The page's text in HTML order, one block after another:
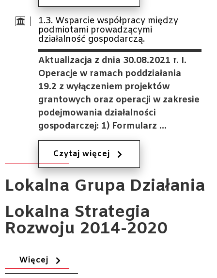
1.3. Wsparcie współpracy między
podmiotami prowadzącymi
działalność gospodarczą.
Aktualizacja z dnia 30.08.2021 r. I.
Operacje w ramach poddziałania
19.2 z wyłączeniem projektów
grantowych oraz operacji w zakresie
podejmowania działalności
gospodarczej: 1) Formularz …
Czytaj więcej
Lokalna Grupa Działania
Lokalna Strategia
Rozwoju 2014-2020
Więcej